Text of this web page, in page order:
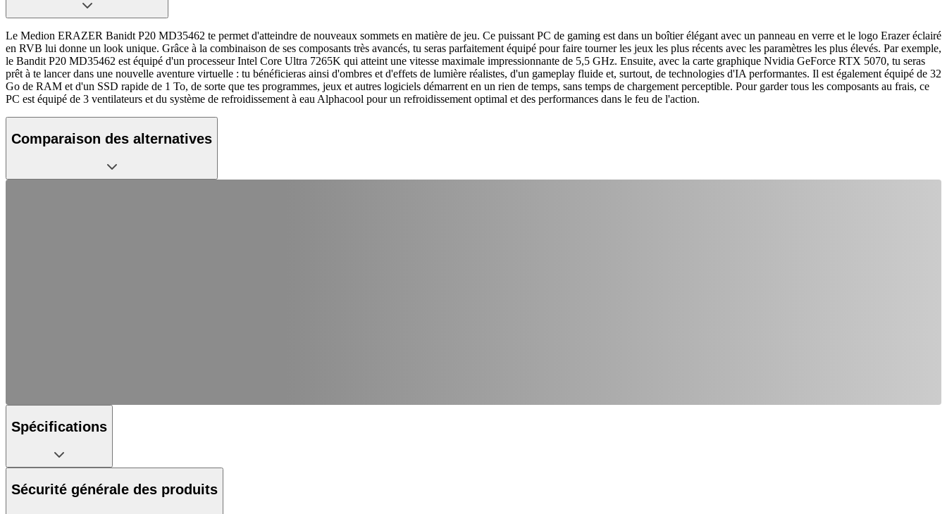
Le Medion ERAZER Banidt P20 MD35462 te permet d'atteindre de nouveaux sommets en matière de jeu. Ce puissant PC de gaming est dans un boîtier élégant avec un panneau en verre et le logo Erazer éclairé
en RVB lui donne un look unique. Grâce à la combinaison de ses composants très avancés, tu seras parfaitement équipé pour faire tourner les jeux les plus récents avec les paramètres les plus élevés. Par exemple,
le Bandit P20 MD35462 est équipé d'un processeur Intel Core Ultra 7265K qui atteint une vitesse maximale impressionnante de 5,5 GHz. Ensuite, avec la carte graphique Nvidia GeForce RTX 5070, tu seras
prêt à te lancer dans une nouvelle aventure virtuelle : tu bénéficieras ainsi d'ombres et d'effets de lumière réalistes, d'un gameplay fluide et, surtout, de technologies d'IA performantes. Il est également équipé de 32
Go de RAM et d'un SSD rapide de 1 To, de sorte que tes programmes, jeux et autres logiciels démarrent en un rien de temps, sans temps de chargement perceptible. Pour garder tous les composants au frais, ce
PC est équipé de 3 ventilateurs et du système de refroidissement à eau Alphacool pour un refroidissement optimal et des performances dans le feu de l'action.
Comparaison des alternatives
Spécifications
Sécurité générale des produits